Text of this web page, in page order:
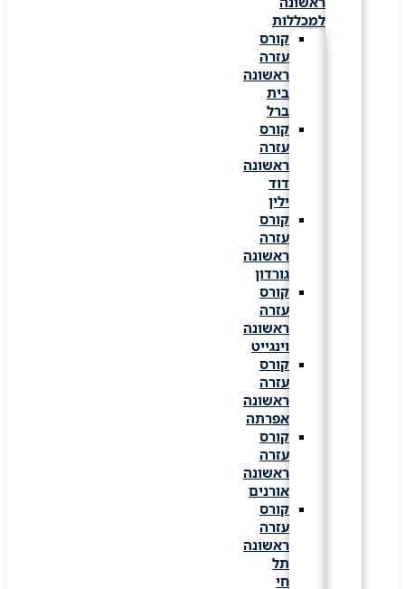
למכללות
קורס
עזרה
ראשונה
קורס
עזרה
ראשונה
קורס
עזרה
ראשונה
גורדון
קורס
עזרה
ראשונה
וינגייט
קורס
עזרה
ראשונה
אפרתה
קורס
עזרה
ראשונה
אורנים
קורס
עזרה
ראשונה